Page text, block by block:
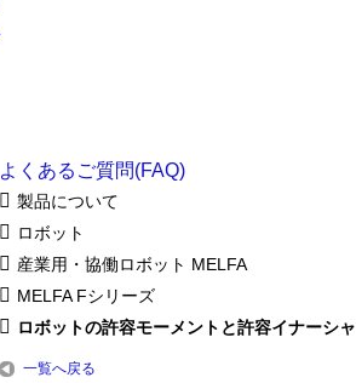
よくあるご質問(FAQ)
製品について
ロボット
産業用・協働ロボット MELFA
MELFA Fシリーズ
ロボットの許容モーメントと許容イナーシャ
一覧へ戻る